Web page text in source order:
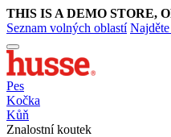
THIS IS A DEMO STORE,
Seznam volných oblastí
Pes
Kočka
Kůň
Znalostní koutek